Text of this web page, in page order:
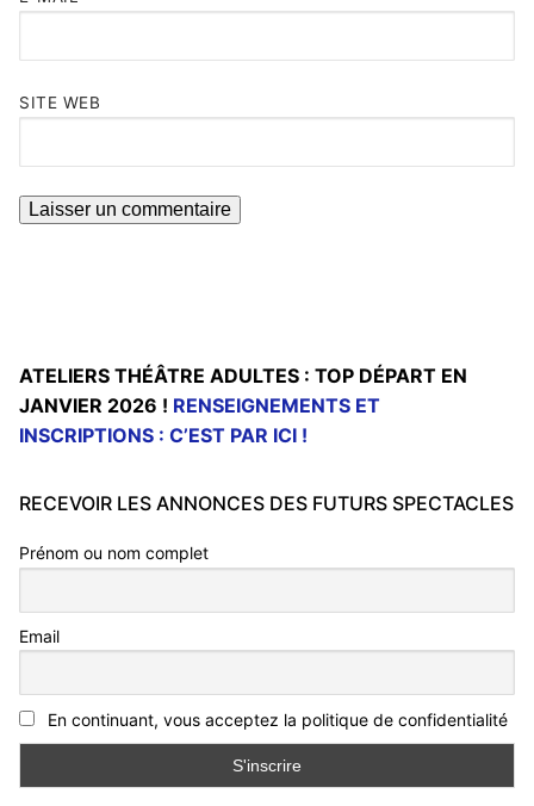
SITE WEB
ATELIERS THÉÂTRE ADULTES : TOP DÉPART EN
JANVIER 2026 ! RENSEIGNEMENTS ET
INSCRIPTIONS : C’EST PAR ICI !
RECEVOIR LES ANNONCES DES FUTURS SPECTACLES
Prénom ou nom complet
Email
En continuant, vous acceptez la politique de confidentialité